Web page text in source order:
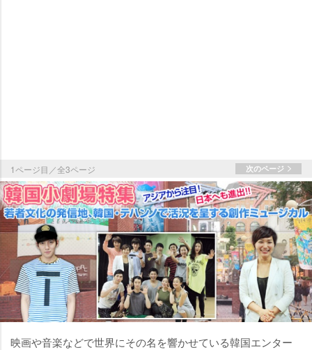
1ページ目／全3ページ 次のページ
映画や音楽などで世界にその名を響かせている韓国エンター